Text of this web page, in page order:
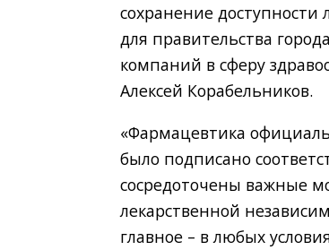
сохранение
для правительства
компаний в сферу
Алексей Корабельников.
«Фармацевтика
было подписано
сосредоточены важные
лекарственной
главное – в любых